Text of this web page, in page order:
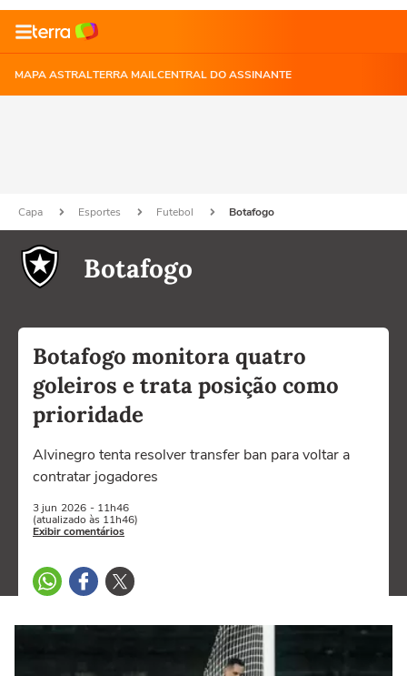
MAPA ASTRALTERRA MAILCENTRAL DO ASSINANTE
Capa Esportes Futebol Botafogo
Botafogo
Botafogo monitora quatro
goleiros e trata posição como
prioridade
Alvinegro tenta resolver transfer ban para voltar a
contratar jogadores
3 jun 2026 - 11h46
(atualizado às 11h46)
Exibir comentários